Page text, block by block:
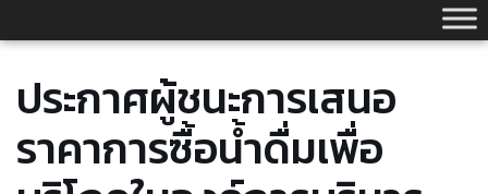
to
ประกาศผู้ชนะการเสนอ
ราคาการซื้อน้ำดื่มเพื่อ